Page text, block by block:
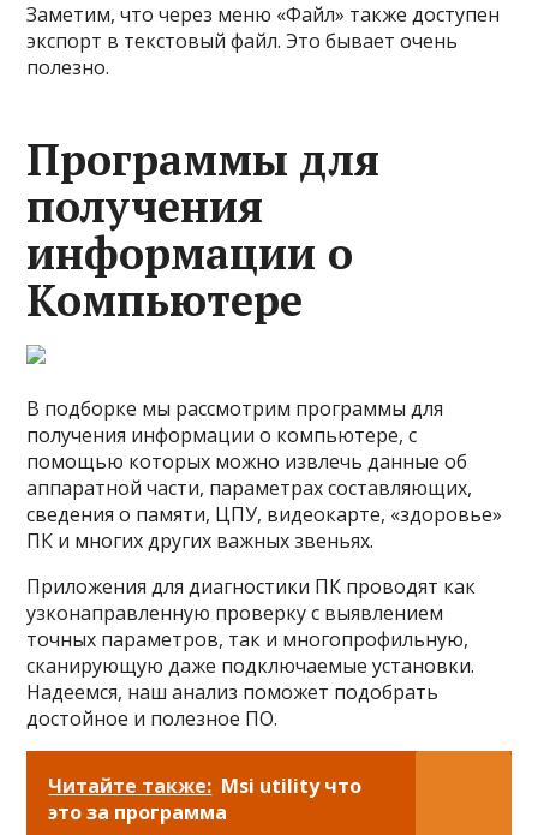
Заметим, что через меню «Файл» также доступен
экспорт в текстовый файл. Это бывает очень
полезно.
Программы для
получения
информации о
Компьютере
В подборке мы рассмотрим программы для
получения информации о компьютере, с
помощью которых можно извлечь данные об
аппаратной части, параметрах составляющих,
сведения о памяти, ЦПУ, видеокарте, «здоровье»
ПК и многих других важных звеньях.
Приложения для диагностики ПК проводят как
узконаправленную проверку с выявлением
точных параметров, так и многопрофильную,
сканирующую даже подключаемые установки.
Надеемся, наш анализ поможет подобрать
достойное и полезное ПО.
Читайте также: Msi utility что
это за программа